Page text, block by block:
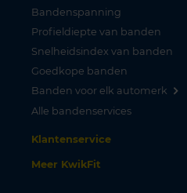
Bandenspanning
Profieldiepte van banden
Snelheidsindex van banden
Goedkope banden
Banden voor elk automerk
Alle bandenservices
Klantenservice
Meer KwikFit